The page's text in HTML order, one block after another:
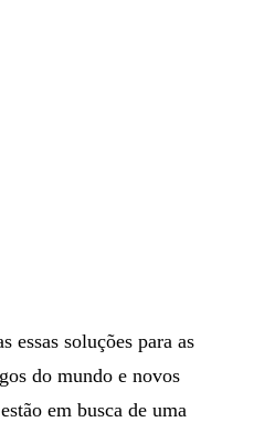
essas soluções para as
do mundo e novos
em busca de uma